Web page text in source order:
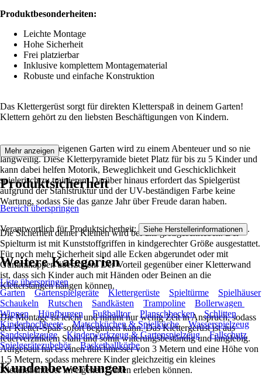
Produktbesonderheiten:
Leichte Montage
Hohe Sicherheit
Frei platzierbar
Inklusive komplettem Montagematerial
Robuste und einfache Konstruktion
Das Klettergerüst sorgt für direkten Kletterspaß in deinem Garten!
Klettern gehört zu den liebsten Beschäftigungen von Kindern.
Das Spielen im eigenen Garten wird zu einem Abenteuer und so nie
langweilig. Diese Kletterpyramide bietet Platz für bis zu 5 Kinder und
kann dabei helfen Motorik, Beweglichkeit und Geschicklichkeit
spielerisch zu trainieren. Darüber hinaus erfordert das Spielgerüst
aufgrund der Stahlstruktur und der UV-beständigen Farbe keine
Wartung, sodass Sie das ganze Jahr über Freude daran haben.
Die Sicherheit deiner Kleinen wird bei uns großgeschrieben. Der
Spielturm ist mit Kunststoffgriffen in kindgerechter Größe ausgestattet.
Für noch mehr Sicherheit sind alle Ecken abgerundet oder mit
Gummikappen überzogen. Der Vorteil gegenüber einer Kletterwand
ist, dass sich Kinder auch mit Händen oder Beinen an die
Kletterstangen hängen können.
Die Montage ist leicht und nimmt nur wenig Zeit in Anspruch, sodass
der Kletter-Spaß sofort beginnen kann. Das Klettergerüst ist aus
feuerverzinktem Stahl und somit witterungsbeständig und langlebig.
Aufgebaut hat es einen durchmesser von 3 Metern und eine Höhe von
1,5 Metern, sodass mehrere Kinder gleichzeitig ein kleines
Kletterabenteuer im eigenen Garten erleben können.
Mehr anzeigen
Produktsicherheit
Bereich überspringen
Verantwortlich für Produktsicherheit: Siehe Herstellerinformationen .
Weitere Kategorien
Liste überspringen
Garten
Gartenspielgeräte Klettergerüste Spieltürme
Spielhäuser
Schaukeln
Rutschen Sandkästen Trampoline
Bollerwagen
Wippen
Hüpfburgen Fußballtor Planschbecken
Schlitten
Kinderhochbeete
Matschküchen & Spielküche
Wasserspielzeug
Sandspielzeuge
Kinderwerkzeug & Gartenspielzeug
Fallschutz
Spielgerätezubehör
Basketballkörbe
Kundenbewertungen